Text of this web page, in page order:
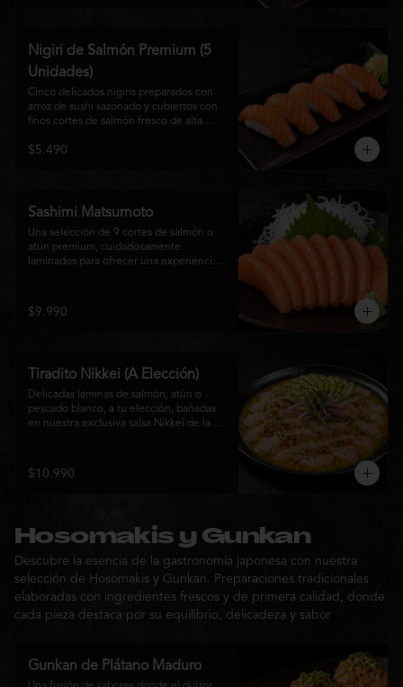
Nigiri de Salmón Premium (5
Unidades)
Cinco delicados nigiris preparados con
arroz de sushi sazonado y cubiertos con
finos cortes de salmón fresco de alta
gastronomía japonesa que destaca por su
$5.490
Sashimi Matsumoto
Una selección de 9 cortes de salmón o
atún premium, cuidadosamente
laminados para ofrecer una experiencia
$9.990
Tiradito Nikkei (A Elección)
Delicadas láminas de salmón, atún o
pescado blanco, a tu elección, bañadas
en nuestra exclusiva salsa Nikkei de la
palta, cebolla morada, ají fresco, brotes y
sésamo, ofreciendo una experiencia
$10.990
Hosomakis y Gunkan
Descubre la esencia de la gastronomía japonesa con nuestra
selección de Hosomakis y Gunkan. Preparaciones tradicionales
elaboradas con ingredientes frescos y de primera calidad, donde
cada pieza destaca por su equilibrio, delicadeza y sabor
Gunkan de Plátano Maduro